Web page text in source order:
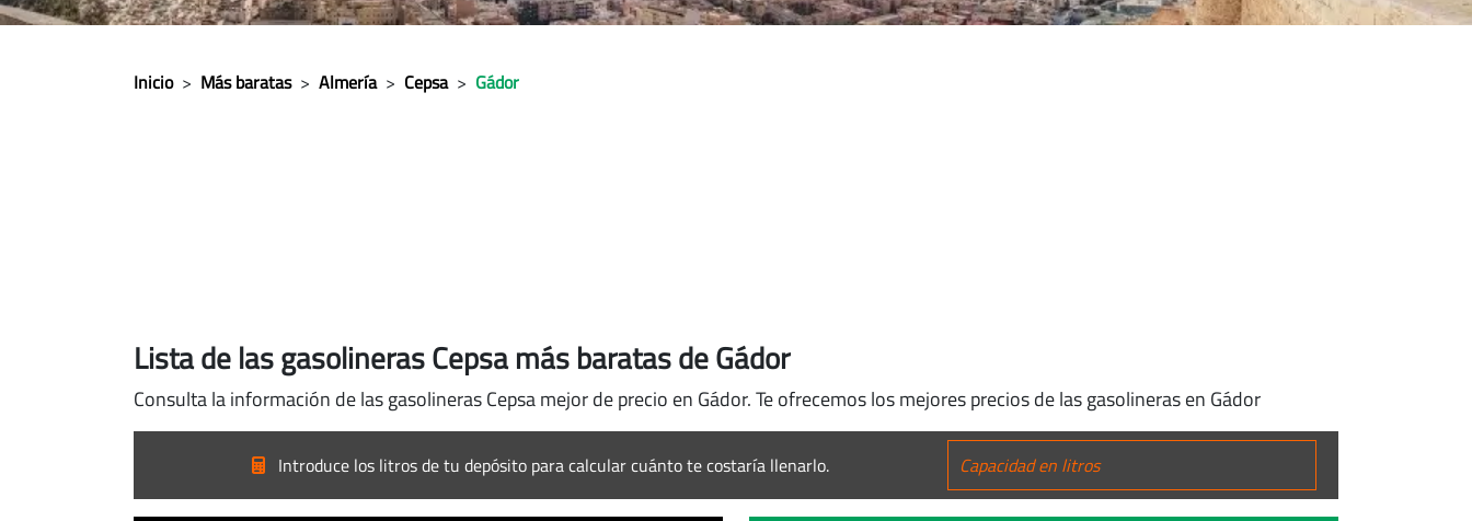
Inicio > Más baratas > Almería > Cepsa > Gádor
Lista de las gasolineras Cepsa más baratas de Gádor
Consulta la información de las gasolineras Cepsa mejor de precio en Gádor. Te ofrecemos los mejores precios de las gasolineras en Gádor
Introduce los litros de tu depósito para calcular cuánto te costaría llenarlo.